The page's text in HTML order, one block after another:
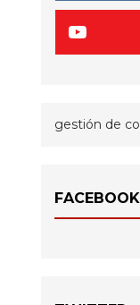
gestión de
FACEBOOK